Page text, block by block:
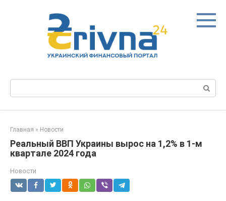
Поиск:
Главная » Новости
Реальный ВВП Украины вырос на 1,2% в 1-м
квартале 2024 года
Новости